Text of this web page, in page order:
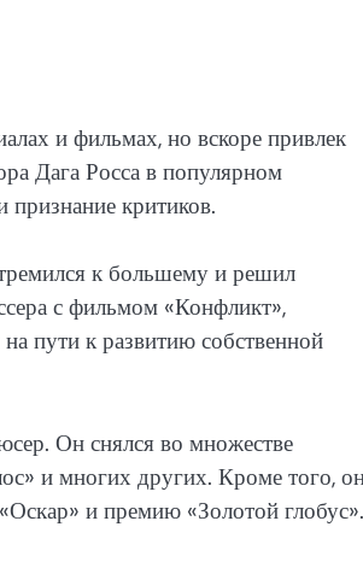
и фильмах, но вскоре привлек
Дага Росса в популярном
критиков.
к большему и решил
с фильмом «Конфликт»,
пути к развитию собственной
Он снялся во множестве
и многих других. Кроме того,
и премию «Золотой глобус».